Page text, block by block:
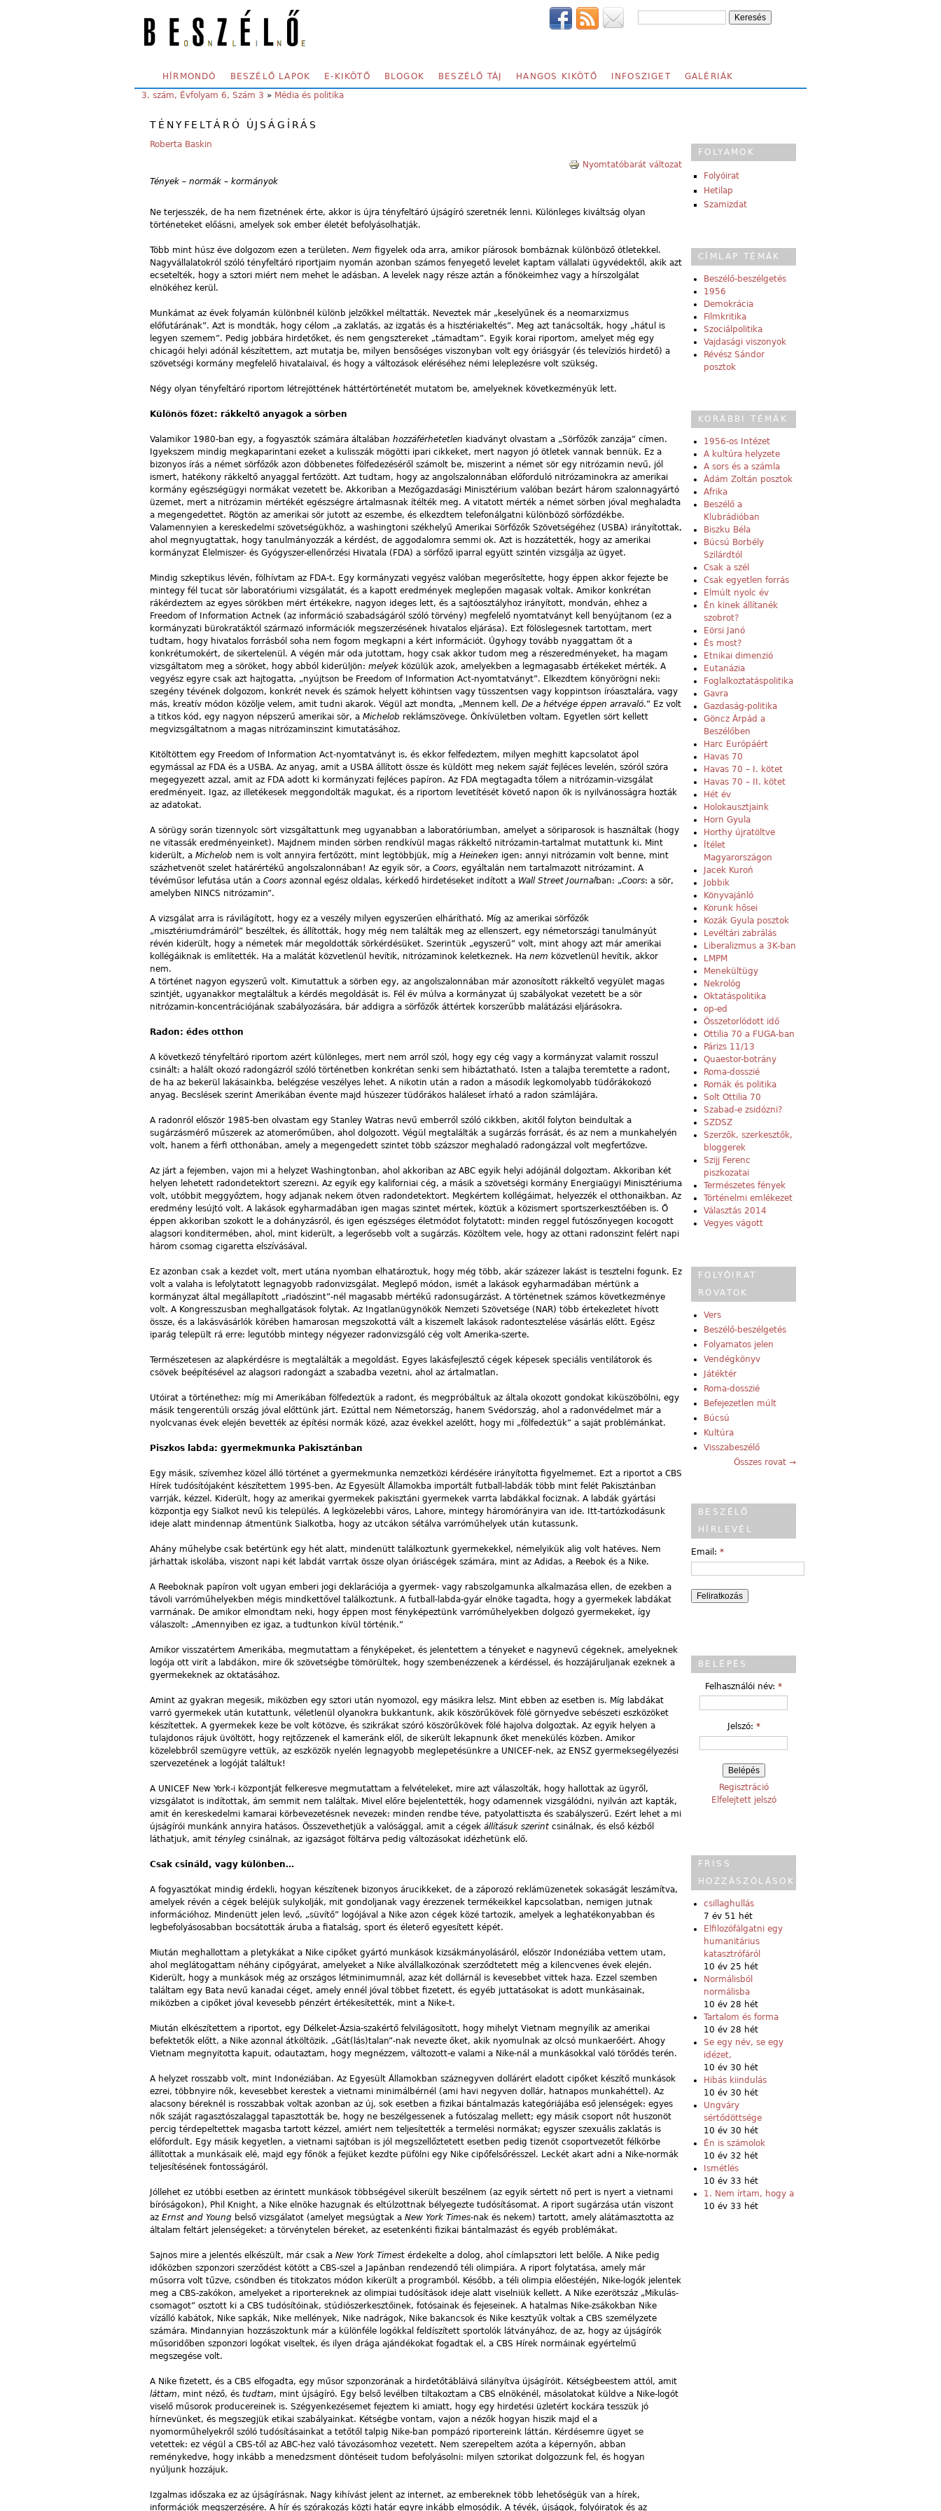
SECONDARY MENU
HÍRMONDÓ BESZÉLŐ LAPOK E-KIKÖTŐ BLOGOK BESZÉLŐ TÁJ HANGOS KIKÖTŐ INFOSZIGET GALÉRIÁK
YOU ARE HERE:
3. szám, Évfolyam 6, Szám 3 » Média és politika
TÉNYFELTÁRÓ ÚJSÁGÍRÁS
Roberta Baskin
Nyomtatóbarát változat
Tények – normák – kormányok
Ne terjesszék, de ha nem fizetnének érte, akkor is újra tényfeltáró újságíró szeretnék lenni. Különleges kiváltság olyan
történeteket előásni, amelyek sok ember életét befolyásolhatják.
Több mint húsz éve dolgozom ezen a területen. Nem figyelek oda arra, amikor píárosok bombáznak különböző ötletekkel.
Nagyvállalatokról szóló tényfeltáró riportjaim nyomán azonban számos fenyegető levelet kaptam vállalati ügyvédektől, akik azt
ecsetelték, hogy a sztori miért nem mehet le adásban. A levelek nagy része aztán a főnökeimhez vagy a hírszolgálat
elnökéhez kerül.
Munkámat az évek folyamán különbnél különb jelzőkkel méltatták. Neveztek már „keselyűnek és a neomarxizmus
előfutárának”. Azt is mondták, hogy célom „a zaklatás, az izgatás és a hisztériakeltés”. Meg azt tanácsolták, hogy „hátul is
legyen szemem”. Pedig jobbára hirdetőket, és nem gengsztereket „támadtam”. Egyik korai riportom, amelyet még egy
chicagói helyi adónál készítettem, azt mutatja be, milyen bensőséges viszonyban volt egy óriásgyár (és televíziós hirdető) a
szövetségi kormány megfelelő hivatalaival, és hogy a változások eléréséhez némi leleplezésre volt szükség.
Négy olyan tényfeltáró riportom létrejöttének háttértörténetét mutatom be, amelyeknek következményük lett.
Különös főzet: rákkeltő anyagok a sörben
Valamikor 1980-ban egy, a fogyasztók számára általában hozzáférhetetlen kiadványt olvastam a „Sörfőzők zanzája” címen.
Igyekszem mindig megkaparintani ezeket a kulisszák mögötti ipari cikkeket, mert nagyon jó ötletek vannak bennük. Ez a
bizonyos írás a német sörfőzők azon döbbenetes fölfedezéséről számolt be, miszerint a német sör egy nitrózamin nevű, jól
ismert, hatékony rákkeltő anyaggal fertőzött. Azt tudtam, hogy az angolszalonnában előforduló nitrózaminokra az amerikai
kormány egészségügyi normákat vezetett be. Akkoriban a Mezőgazdasági Minisztérium valóban bezárt három szalonnagyártó
üzemet, mert a nitrózamin mértékét egészségre ártalmasnak ítélték meg. A vitatott mérték a német sörben jóval meghaladta
a megengedettet. Rögtön az amerikai sör jutott az eszembe, és elkezdtem telefonálgatni különböző sörfőzdékbe.
Valamennyien a kereskedelmi szövetségükhöz, a washingtoni székhelyű Amerikai Sörfőzők Szövetségéhez (USBA) irányítottak,
ahol megnyugtattak, hogy tanulmányozzák a kérdést, de aggodalomra semmi ok. Azt is hozzátették, hogy az amerikai
kormányzat Élelmiszer- és Gyógyszer-ellenőrzési Hivatala (FDA) a sörfőző iparral együtt szintén vizsgálja az ügyet.
Mindig szkeptikus lévén, fölhívtam az FDA-t. Egy kormányzati vegyész valóban megerősítette, hogy éppen akkor fejezte be
mintegy fél tucat sör laboratóriumi vizsgálatát, és a kapott eredmények meglepően magasak voltak. Amikor konkrétan
rákérdeztem az egyes sörökben mért értékekre, nagyon ideges lett, és a sajtóosztályhoz irányított, mondván, ehhez a
Freedom of Information Actnek (az információ szabadságáról szóló törvény) megfelelő nyomtatványt kell benyújtanom (ez a
kormányzati bürokratáktól származó információk megszerzésének hivatalos eljárása). Ezt fölöslegesnek tartottam, mert
tudtam, hogy hivatalos forrásból soha nem fogom megkapni a kért információt. Úgyhogy tovább nyaggattam őt a
konkrétumokért, de sikertelenül. A végén már oda jutottam, hogy csak akkor tudom meg a részeredményeket, ha magam
vizsgáltatom meg a söröket, hogy abból kiderüljön: melyek közülük azok, amelyekben a legmagasabb értékeket mérték. A
vegyész egyre csak azt hajtogatta, „nyújtson be Freedom of Information Act-nyomtatványt”. Elkezdtem könyörögni neki:
szegény tévének dolgozom, konkrét nevek és számok helyett köhintsen vagy tüsszentsen vagy koppintson íróasztalára, vagy
más, kreatív módon közölje velem, amit tudni akarok. Végül azt mondta, „Mennem kell. De a hétvége éppen arravaló.” Ez volt
a titkos kód, egy nagyon népszerű amerikai sör, a Michelob reklámszövege. Önkívületben voltam. Egyetlen sört kellett
megvizsgáltatnom a magas nitrózaminszint kimutatásához.
Kitöltöttem egy Freedom of Information Act-nyomtatványt is, és ekkor felfedeztem, milyen meghitt kapcsolatot ápol
egymással az FDA és a USBA. Az anyag, amit a USBA állított össze és küldött meg nekem saját fejléces levelén, szóról szóra
megegyezett azzal, amit az FDA adott ki kormányzati fejléces papíron. Az FDA megtagadta tőlem a nitrózamin-vizsgálat
eredményeit. Igaz, az illetékesek meggondolták magukat, és a riportom levetítését követő napon ők is nyilvánosságra hozták
az adatokat.
A sörügy során tizennyolc sört vizsgáltattunk meg ugyanabban a laboratóriumban, amelyet a söriparosok is használtak (hogy
ne vitassák eredményeinket). Majdnem minden sörben rendkívül magas rákkeltő nitrózamin-tartalmat mutattunk ki. Mint
kiderült, a Michelob nem is volt annyira fertőzött, mint legtöbbjük, míg a Heineken igen: annyi nitrózamin volt benne, mint
százhetvenöt szelet határértékű angolszalonnában! Az egyik sör, a Coors, egyáltalán nem tartalmazott nitrózamint. A
tévéműsor lefutása után a Coors azonnal egész oldalas, kérkedő hirdetéseket indított a Wall Street Journalban: „Coors: a sör,
amelyben NINCS nitrózamin”.
A vizsgálat arra is rávilágított, hogy ez a veszély milyen egyszerűen elhárítható. Míg az amerikai sörfőzők
„misztériumdrámáról” beszéltek, és állították, hogy még nem találták meg az ellenszert, egy németországi tanulmányút
révén kiderült, hogy a németek már megoldották sörkérdésüket. Szerintük „egyszerű” volt, mint ahogy azt már amerikai
kollégáiknak is említették. Ha a malátát közvetlenül hevítik, nitrózaminok keletkeznek. Ha nem közvetlenül hevítik, akkor
nem.
A történet nagyon egyszerű volt. Kimutattuk a sörben egy, az angolszalonnában már azonosított rákkeltő vegyület magas
szintjét, ugyanakkor megtaláltuk a kérdés megoldását is. Fél év múlva a kormányzat új szabályokat vezetett be a sör
nitrózamin-koncentrációjának szabályozására, bár addigra a sörfőzők áttértek korszerűbb malátázási eljárásokra.
Radon: édes otthon
A következő tényfeltáró riportom azért különleges, mert nem arról szól, hogy egy cég vagy a kormányzat valamit rosszul
csinált: a halált okozó radongázról szóló történetben konkrétan senki sem hibáztatható. Isten a talajba teremtette a radont,
de ha az bekerül lakásainkba, belégzése veszélyes lehet. A nikotin után a radon a második legkomolyabb tüdőrákokozó
anyag. Becslések szerint Amerikában évente majd húszezer tüdőrákos haláleset írható a radon számlájára.
A radonról először 1985-ben olvastam egy Stanley Watras nevű emberről szóló cikkben, akitől folyton beindultak a
sugárzásmérő műszerek az atomerőműben, ahol dolgozott. Végül megtalálták a sugárzás forrását, és az nem a munkahelyén
volt, hanem a férfi otthonában, amely a megengedett szintet több százszor meghaladó radongázzal volt megfertőzve.
Az járt a fejemben, vajon mi a helyzet Washingtonban, ahol akkoriban az ABC egyik helyi adójánál dolgoztam. Akkoriban két
helyen lehetett radondetektort szerezni. Az egyik egy kaliforniai cég, a másik a szövetségi kormány Energiaügyi Minisztériuma
volt, utóbbit meggyőztem, hogy adjanak nekem ötven radondetektort. Megkértem kollégáimat, helyezzék el otthonaikban. Az
eredmény lesújtó volt. A lakások egyharmadában igen magas szintet mértek, köztük a közismert sportszerkesztőében is. Ő
éppen akkoriban szokott le a dohányzásról, és igen egészséges életmódot folytatott: minden reggel futószőnyegen kocogott
alagsori konditermében, ahol, mint kiderült, a legerősebb volt a sugárzás. Közöltem vele, hogy az ottani radonszint felért napi
három csomag cigaretta elszívásával.
Ez azonban csak a kezdet volt, mert utána nyomban elhatároztuk, hogy még több, akár százezer lakást is tesztelni fogunk. Ez
volt a valaha is lefolytatott legnagyobb radonvizsgálat. Meglepő módon, ismét a lakások egyharmadában mértünk a
kormányzat által megállapított „riadószint”-nél magasabb mértékű radonsugárzást. A történetnek számos következménye
volt. A Kongresszusban meghallgatások folytak. Az Ingatlanügynökök Nemzeti Szövetsége (NAR) több értekezletet hívott
össze, és a lakásvásárlók körében hamarosan megszokottá vált a kiszemelt lakások radontesztelése vásárlás előtt. Egész
iparág települt rá erre: legutóbb mintegy négyezer radonvizsgáló cég volt Amerika-szerte.
Természetesen az alapkérdésre is megtalálták a megoldást. Egyes lakásfejlesztő cégek képesek speciális ventilátorok és
csövek beépítésével az alagsori radongázt a szabadba vezetni, ahol az ártalmatlan.
Utóirat a történethez: míg mi Amerikában fölfedeztük a radont, és megpróbáltuk az általa okozott gondokat kiküszöbölni, egy
másik tengerentúli ország jóval előttünk járt. Ezúttal nem Németország, hanem Svédország, ahol a radonvédelmet már a
nyolcvanas évek elején bevették az építési normák közé, azaz évekkel azelőtt, hogy mi „fölfedeztük” a saját problémánkat.
Piszkos labda: gyermekmunka Pakisztánban
Egy másik, szívemhez közel álló történet a gyermekmunka nemzetközi kérdésére irányította figyelmemet. Ezt a riportot a CBS
Hírek tudósítójaként készítettem 1995-ben. Az Egyesült Államokba importált futball-labdák több mint felét Pakisztánban
varrják, kézzel. Kiderült, hogy az amerikai gyermekek pakisztáni gyermekek varrta labdákkal fociznak. A labdák gyártási
központja egy Sialkot nevű kis település. A legközelebbi város, Lahore, mintegy háromórányira van ide. Itt-tartózkodásunk
ideje alatt mindennap átmentünk Sialkotba, hogy az utcákon sétálva varróműhelyek után kutassunk.
Ahány műhelybe csak betértünk egy hét alatt, mindenütt találkoztunk gyermekekkel, némelyikük alig volt hatéves. Nem
járhattak iskolába, viszont napi két labdát varrtak össze olyan óriáscégek számára, mint az Adidas, a Reebok és a Nike.
A Reeboknak papíron volt ugyan emberi jogi deklarációja a gyermek- vagy rabszolgamunka alkalmazása ellen, de ezekben a
távoli varróműhelyekben mégis mindkettővel találkoztunk. A futball-labda-gyár elnöke tagadta, hogy a gyermekek labdákat
varrnának. De amikor elmondtam neki, hogy éppen most fényképeztünk varróműhelyekben dolgozó gyermekeket, így
válaszolt: „Amennyiben ez igaz, a tudtunkon kívül történik.”
Amikor visszatértem Amerikába, megmutattam a fényképeket, és jelentettem a tényeket e nagynevű cégeknek, amelyeknek
logója ott virít a labdákon, mire ők szövetségbe tömörültek, hogy szembenézzenek a kérdéssel, és hozzájáruljanak ezeknek a
gyermekeknek az oktatásához.
Amint az gyakran megesik, miközben egy sztori után nyomozol, egy másikra lelsz. Mint ebben az esetben is. Míg labdákat
varró gyermekek után kutattunk, véletlenül olyanokra bukkantunk, akik köszörűkövek fölé görnyedve sebészeti eszközöket
készítettek. A gyermekek keze be volt kötözve, és szikrákat szóró köszörűkövek fölé hajolva dolgoztak. Az egyik helyen a
tulajdonos rájuk üvöltött, hogy rejtőzzenek el kameránk elől, de sikerült lekapnunk őket menekülés közben. Amikor
közelebbről szemügyre vettük, az eszközök nyelén legnagyobb meglepetésünkre a UNICEF-nek, az ENSZ gyermeksegélyezési
szervezetének a logóját találtuk!
A UNICEF New York-i központját felkeresve megmutattam a felvételeket, mire azt válaszolták, hogy hallottak az ügyről,
vizsgálatot is indítottak, ám semmit nem találtak. Mivel előre bejelentették, hogy odamennek vizsgálódni, nyilván azt kapták,
amit én kereskedelmi kamarai körbevezetésnek nevezek: minden rendbe téve, patyolattiszta és szabályszerű. Ezért lehet a mi
újságírói munkánk annyira hatásos. Összevethetjük a valósággal, amit a cégek állításuk szerint csinálnak, és első kézből
láthatjuk, amit tényleg csinálnak, az igazságot föltárva pedig változásokat idézhetünk elő.
Csak csináld, vagy különben…
A fogyasztókat mindig érdekli, hogyan készítenek bizonyos árucikkeket, de a záporozó reklámüzenetek sokaságát leszámítva,
amelyek révén a cégek beléjük sulykolják, mit gondoljanak vagy érezzenek termékeikkel kapcsolatban, nemigen jutnak
információhoz. Mindenütt jelen levő, „süvítő” logójával a Nike azon cégek közé tartozik, amelyek a leghatékonyabban és
legbefolyásosabban bocsátották áruba a fiatalság, sport és életerő egyesített képét.
Miután meghallottam a pletykákat a Nike cipőket gyártó munkások kizsákmányolásáról, először Indonéziába vettem utam,
ahol meglátogattam néhány cipőgyárat, amelyeket a Nike alvállalkozónak szerződtetett még a kilencvenes évek elején.
Kiderült, hogy a munkások még az országos létminimumnál, azaz két dollárnál is kevesebbet vittek haza. Ezzel szemben
találtam egy Bata nevű kanadai céget, amely ennél jóval többet fizetett, és egyéb juttatásokat is adott munkásainak,
miközben a cipőket jóval kevesebb pénzért értékesítették, mint a Nike-t.
Miután elkészítettem a riportot, egy Délkelet-Ázsia-szakértő felvilágosított, hogy mihelyt Vietnam megnyílik az amerikai
befektetők előtt, a Nike azonnal átköltözik. „Gát(lás)talan”-nak nevezte őket, akik nyomulnak az olcsó munkaerőért. Ahogy
Vietnam megnyitotta kapuit, odautaztam, hogy megnézzem, változott-e valami a Nike-nál a munkásokkal való törődés terén.
A helyzet rosszabb volt, mint Indonéziában. Az Egyesült Államokban száznegyven dollárért eladott cipőket készítő munkások
ezrei, többnyire nők, kevesebbet kerestek a vietnami minimálbérnél (ami havi negyven dollár, hatnapos munkahéttel). Az
alacsony béreknél is rosszabbak voltak azonban az új, sok esetben a fizikai bántalmazás kategóriájába eső jelenségek: egyes
nők száját ragasztószalaggal tapasztották be, hogy ne beszélgessenek a futószalag mellett; egy másik csoport nőt huszonöt
percig térdepeltettek magasba tartott kézzel, amiért nem teljesítették a termelési normákat; egyszer szexuális zaklatás is
előfordult. Egy másik kegyetlen, a vietnami sajtóban is jól megszellőztetett esetben pedig tizenöt csoportvezetőt félkörbe
állítottak a munkásaik elé, majd egy főnök a fejüket kezdte püfölni egy Nike cipőfelsőrésszel. Leckét akart adni a Nike-normák
teljesítésének fontosságáról.
Jóllehet ez utóbbi esetben az érintett munkások többségével sikerült beszélnem (az egyik sértett nő pert is nyert a vietnami
bíróságokon), Phil Knight, a Nike elnöke hazugnak és eltúlzottnak bélyegezte tudósításomat. A riport sugárzása után viszont
az Ernst and Young belső vizsgálatot (amelyet megsúgtak a New York Times-nak és nekem) tartott, amely alátámasztotta az
általam feltárt jelenségeket: a törvénytelen béreket, az esetenkénti fizikai bántalmazást és egyéb problémákat.
Sajnos mire a jelentés elkészült, már csak a New York Timest érdekelte a dolog, ahol címlapsztori lett belőle. A Nike pedig
időközben szponzori szerződést kötött a CBS-szel a Japánban rendezendő téli olimpiára. A riport folytatása, amely már
műsorra volt tűzve, csöndben és titokzatos módon kikerült a programból. Később, a téli olimpia előestéjén, Nike-logók jelentek
meg a CBS-zakókon, amelyeket a riportereknek az olimpiai tudósítások ideje alatt viselniük kellett. A Nike ezerötszáz „Mikulás-
csomagot” osztott ki a CBS tudósítóinak, stúdiószerkesztőinek, fotósainak és fejeseinek. A hatalmas Nike-zsákokban Nike
vízálló kabátok, Nike sapkák, Nike mellények, Nike nadrágok, Nike bakancsok és Nike kesztyűk voltak a CBS személyzete
számára. Mindannyian hozzászoktunk már a különféle logókkal feldíszített sportolók látványához, de az, hogy az újságírók
műsoridőben szponzori logókat viseltek, és ilyen drága ajándékokat fogadtak el, a CBS Hírek normáinak egyértelmű
megszegése volt.
A Nike fizetett, és a CBS elfogadta, egy műsor szponzorának a hirdetőtábláivá silányítva újságíróit. Kétségbeestem attól, amit
láttam, mint néző, és tudtam, mint újságíró. Egy belső levélben tiltakoztam a CBS elnökénél, másolatokat küldve a Nike-logót
viselő műsorok producereinek is. Szégyenkezésemet fejeztem ki amiatt, hogy egy hirdetési üzletért kockára tesszük jó
hírnevünket, és megszegjük etikai szabályainkat. Kétségbe vontam, vajon a nézők hogyan hiszik majd el a
nyomorműhelyekről szóló tudósításainkat a tetőtől talpig Nike-ban pompázó riportereink láttán. Kérdésemre ügyet se
vetettek: ez végül a CBS-től az ABC-hez való távozásomhoz vezetett. Nem szerepeltem azóta a képernyőn, abban
reménykedve, hogy inkább a menedzsment döntéseit tudom befolyásolni: milyen sztorikat dolgozzunk fel, és hogyan
nyúljunk hozzájuk.
Izgalmas időszaka ez az újságírásnak. Nagy kihívást jelent az internet, az embereknek több lehetőségük van a hírek,
információk megszerzésére. A hír és szórakozás közti határ egyre inkább elmosódik. A tévék, újságok, folyóiratok és az
FOLYAMOK
Folyóirat
Hetilap
Szamizdat
CÍMLAP TÉMÁK
Beszélő-beszélgetés
1956
Demokrácia
Filmkritika
Szociálpolitika
Vajdasági viszonyok
Révész Sándor
posztok
KORÁBBI TÉMÁK
1956-os Intézet
A kultúra helyzete
A sors és a számla
Ádám Zoltán posztok
Afrika
Beszélő a
Klubrádióban
Biszku Béla
Búcsú Borbély
Szilárdtól
Csak a szél
Csak egyetlen forrás
Elmúlt nyolc év
Én kinek állítanék
szobrot?
Eörsi Janó
És most?
Etnikai dimenzió
Eutanázia
Foglalkoztatáspolitika
Gavra
Gazdaság-politika
Göncz Árpád a
Beszélőben
Harc Európáért
Havas 70
Havas 70 – I. kötet
Havas 70 – II. kötet
Hét év
Holokausztjaink
Horn Gyula
Horthy újratöltve
Ítélet
Magyarországon
Jacek Kuroń
Jobbik
Könyvajánló
Korunk hősei
Kozák Gyula posztok
Levéltári zabrálás
Liberalizmus a 3K-ban
LMPM
Menekültügy
Nekrológ
Oktatáspolitika
op-ed
Összetorlódott idő
Ottilia 70 a FUGA-ban
Párizs 11/13
Quaestor-botrány
Roma-dosszié
Romák és politika
Solt Ottilia 70
Szabad-e zsidózni?
SZDSZ
Szerzők, szerkesztők,
bloggerek
Szijj Ferenc
piszkozatai
Természetes fények
Történelmi emlékezet
Választás 2014
Vegyes vágott
FOLYÓIRAT
ROVATOK
Vers
Beszélő-beszélgetés
Folyamatos jelen
Vendégkönyv
Játéktér
Roma-dosszié
Befejezetlen múlt
Búcsú
Kultúra
Visszabeszélő
Összes rovat →
BESZÉLŐ
HÍRLEVÉL
Email: *
BELÉPÉS
Felhasználói név: *
Jelszó: *
Regisztráció
Elfelejtett jelszó
FRISS
HOZZÁSZÓLÁSOK
csillaghullás
7 év 51 hét
Elfilozófálgatni egy
humanitárius
katasztrófáról
10 év 25 hét
Normálisból
normálisba
10 év 28 hét
Tartalom és forma
10 év 28 hét
Se egy név, se egy
idézet,
10 év 30 hét
Hibás kiindulás
10 év 30 hét
Ungváry
sértődöttsége
10 év 30 hét
Én is számolok
10 év 32 hét
Ismétlés
10 év 33 hét
1. Nem írtam, hogy a
10 év 33 hét